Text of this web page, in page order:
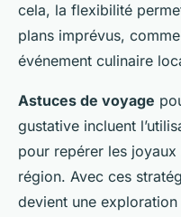
cela, la flexibilité
plans imprévus,
événement culinaire
Astuces de voyage
gustative incluent
pour repérer les
région. Avec ces
devient une